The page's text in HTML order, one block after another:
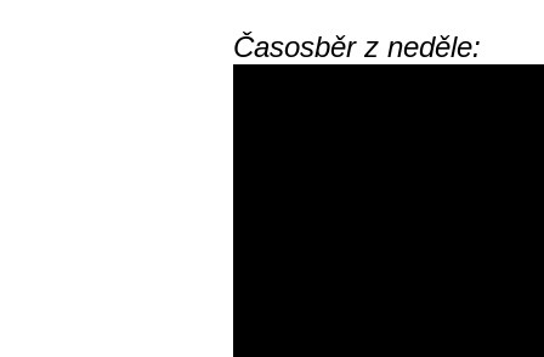
Časosběr z neděle: